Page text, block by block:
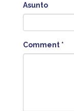
Asunto
Comment *